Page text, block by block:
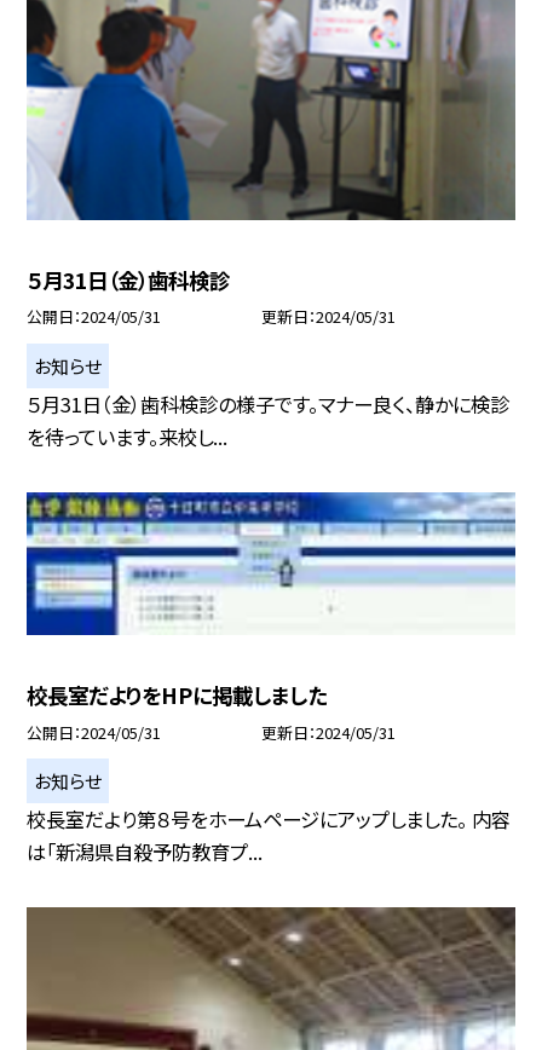
５月31日（金）歯科検診
公開日 2024/05/31 更新日 2024/05/31
お知らせ
５月31日（金）歯科検診の様子です。マナー良く、静かに検診
を待っています。来校し...
校長室だよりをHPに掲載しました
公開日 2024/05/31 更新日 2024/05/31
お知らせ
校長室だより第８号をホームページにアップしました。 内容
は「新潟県自殺予防教育プ...